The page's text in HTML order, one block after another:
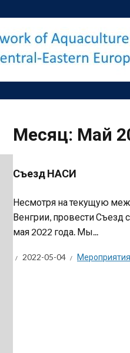
Месяц: Май
Съезд НАСИ
Несмотря на текущую
Венгрии, провести Съезд
мая 2022 года. Мы...
2022-05-04 Мероприятия